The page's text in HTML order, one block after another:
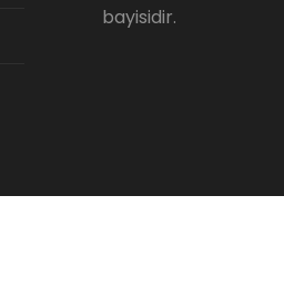
bayisidir.